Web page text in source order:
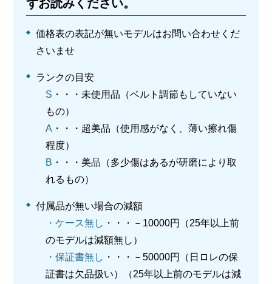
ずお読みください。
価格表の表記が無いモデルはお問い合わせくだ
さいませ
ランクの目安
S ・・・未使用品（ベルト調節もしていない
もの）
A ・・・超美品（使用感がなく、薄い擦れ傷
程度）
B ・・・美品（多少傷はあるが研磨により取
れるもの）
付属品が無い場合の減額
・ケース無し ・・・－10000円（25年以上前
のモデルは減額無し）
・保証書無し ・・・－50000円（日ロレの保
証書は欠品扱い）（25年以上前のモデルは減